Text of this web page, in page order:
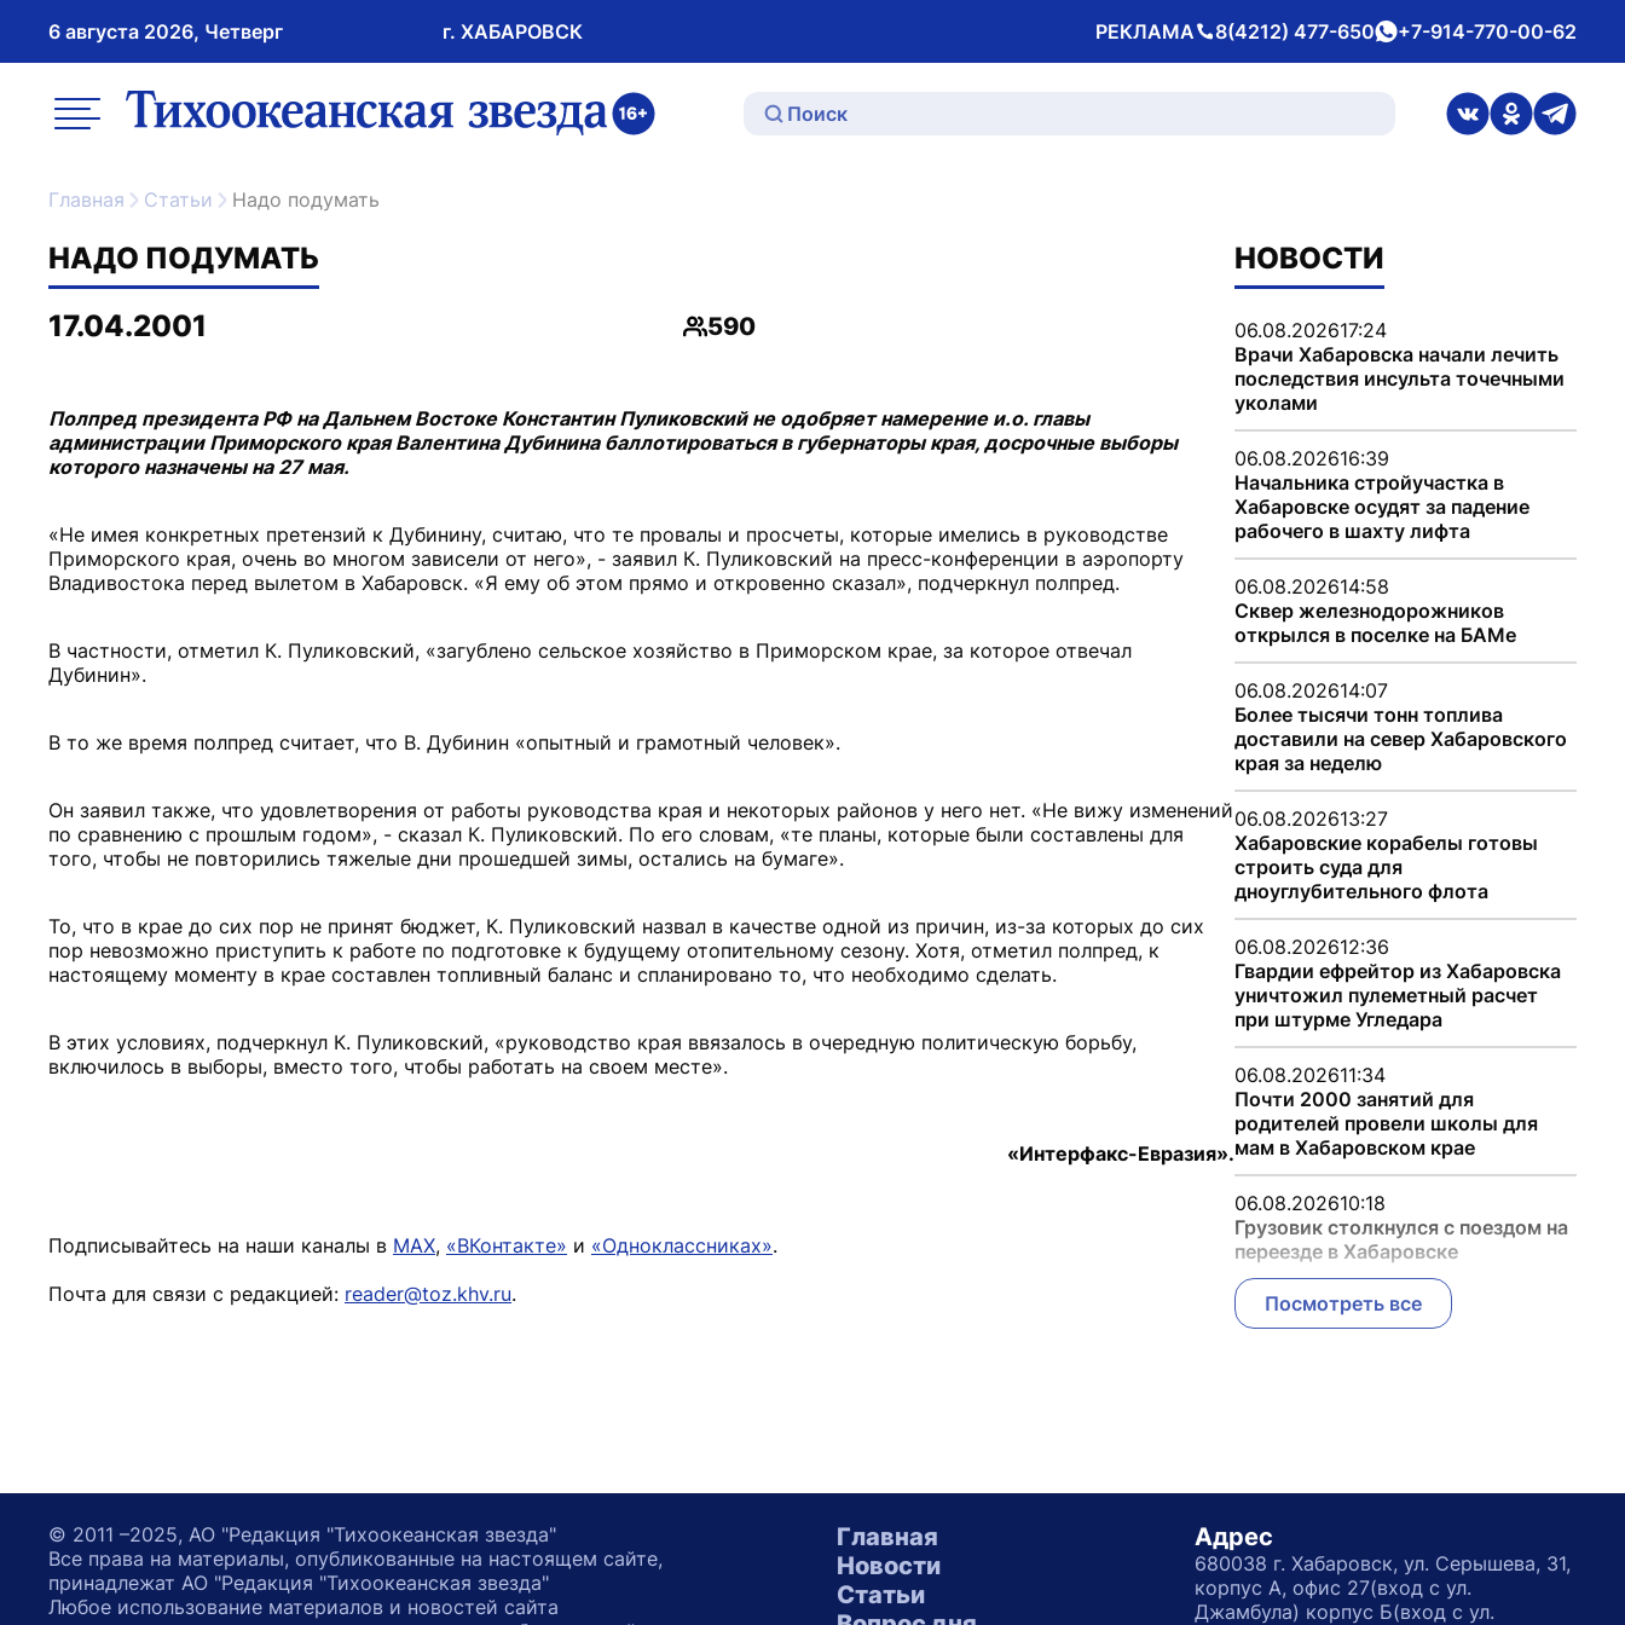
6 августа 2026, Четверг г. ХАБАРОВСК РЕКЛАМА
Телефон 8(4212) 477-650whatsApp
+7-914-770-00-62
меню ссылка на главную
ссылка на
ссылка на
Главная Статьи Надо подумать
НАДО ПОДУМАТЬ
17.04.2001
Просмотры
590
Полпред президента РФ на Дальнем Востоке Константин Пуликовский не одобряет намерение и.о. главы
администрации Приморского края Валентина Дубинина баллотироваться в губернаторы края, досрочные выборы
которого назначены на 27 мая.
«Не имея конкретных претензий к Дубинину, считаю, что те провалы и просчеты, которые имелись в руководстве
Приморского края, очень во многом зависели от него», - заявил К. Пуликовский на пресс-конференции в аэропорту
Владивостока перед вылетом в Хабаровск. «Я ему об этом прямо и откровенно сказал», подчеркнул полпред.
В частности, отметил К. Пуликовский, «загублено сельское хозяйство в Приморском крае, за которое отвечал
Дубинин».
В то же время полпред считает, что В. Дубинин «опытный и грамотный человек».
Он заявил также, что удовлетворения от работы руководства края и некоторых районов у него нет. «Не вижу изменений
по сравнению с прошлым годом», - сказал К. Пуликовский. По его словам, «те планы, которые были составлены для
того, чтобы не повторились тяжелые дни прошедшей зимы, остались на бумаге».
То, что в крае до сих пор не принят бюджет, К. Пуликовский назвал в качестве одной из причин, из-за которых до сих
пор невозможно приступить к работе по подготовке к будущему отопительному сезону. Хотя, отметил полпред, к
настоящему моменту в крае составлен топливный баланс и спланировано то, что необходимо сделать.
В этих условиях, подчеркнул К. Пуликовский, «руководство края ввязалось в очередную политическую борьбу,
включилось в выборы, вместо того, чтобы работать на своем месте».
«Интерфакс-Евразия».
Подписывайтесь на наши каналы в MAX, «ВКонтакте» и «Одноклассниках».
Почта для связи с редакцией: reader@toz.khv.ru.
НОВОСТИ
06.08.202617:24
Врачи Хабаровска начали лечить
последствия инсульта точечными
уколами
06.08.202616:39
Начальника стройучастка в
Хабаровске осудят за падение
рабочего в шахту лифта
06.08.202614:58
Сквер железнодорожников
открылся в поселке на БАМе
06.08.202614:07
Более тысячи тонн топлива
доставили на север Хабаровского
края за неделю
06.08.202613:27
Хабаровские корабелы готовы
строить суда для
дноуглубительного флота
06.08.202612:36
Гвардии ефрейтор из Хабаровска
уничтожил пулеметный расчет
при штурме Угледара
06.08.202611:34
Почти 2000 занятий для
родителей провели школы для
мам в Хабаровском крае
06.08.202610:18
Грузовик столкнулся с поездом на
переезде в Хабаровске
Посмотреть все
Главная
Новости
Статьи
Адрес
680038 г. Хабаровск, ул. Серышева, 31,
корпус А, офис 27(вход с ул.
Джамбула) корпус Б(вход с ул.
© 2011 –2025, АО "Редакция "Тихоокеанская звезда"
Все права на материалы, опубликованные на настоящем сайте,
принадлежат АО "Редакция "Тихоокеанская звезда"
Любое использование материалов и новостей сайта